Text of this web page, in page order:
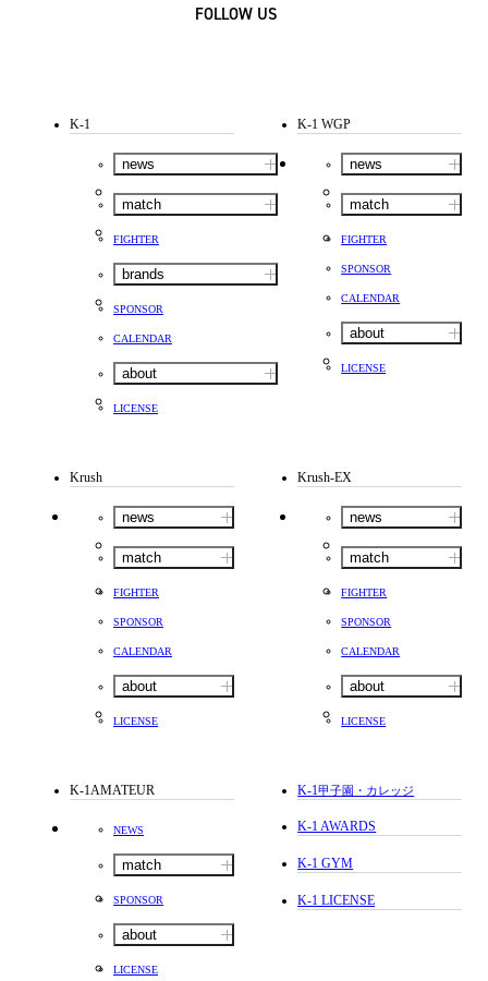
FOLLOW US
K-1
news
match
FIGHTER
brands
SPONSOR
CALENDAR
about
LICENSE
K-1 WGP
news
match
FIGHTER
SPONSOR
CALENDAR
about
LICENSE
Krush
news
match
FIGHTER
SPONSOR
CALENDAR
about
LICENSE
Krush-EX
news
match
FIGHTER
SPONSOR
CALENDAR
about
LICENSE
K-1AMATEUR
NEWS
match
SPONSOR
about
LICENSE
K-1甲子園・カレッジ
K-1 AWARDS
K-1 GYM
K-1 LICENSE